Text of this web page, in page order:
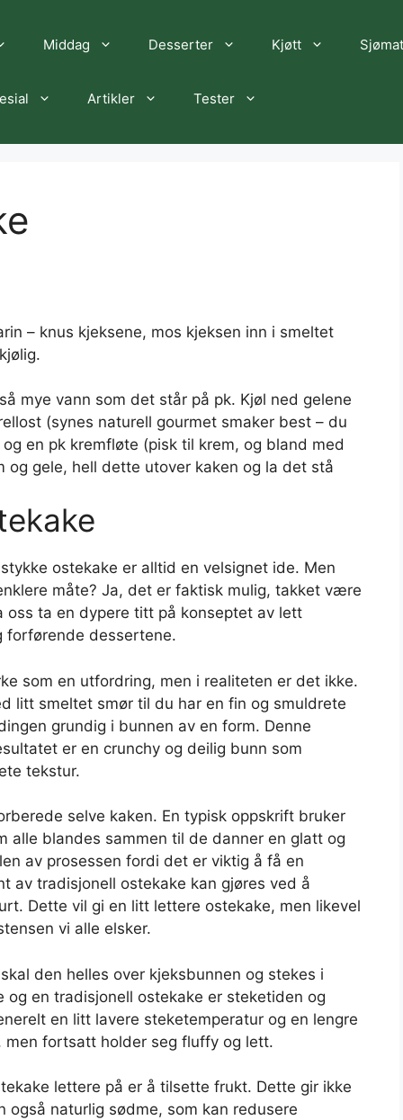
Middag Desserter Kjøtt Sjømat
Artikler Tester
– knus kjeksene, mos kjeksen inn i smeltet
mye vann som det står på pk. Kjøl ned gelene
(synes naturell gourmet smaker best – du
en pk kremfløte (pisk til krem, og bland med
gele, hell dette utover kaken og la det stå
ostekake er alltid en velsignet ide. Men
måte? Ja, det er faktisk mulig, takket være
oss ta en dypere titt på konseptet av lett
forførende dessertene.
som en utfordring, men i realiteten er det ikke.
litt smeltet smør til du har en fin og smuldrete
grundig i bunnen av en form. Denne
er en crunchy og deilig bunn som
tekstur.
selve kaken. En typisk oppskrift bruker
alle blandes sammen til de danner en glatt og
av prosessen fordi det er viktig å få en
av tradisjonell ostekake kan gjøres ved å
Dette vil gi en litt lettere ostekake, men likevel
vi alle elsker.
den helles over kjeksbunnen og stekes i
og en tradisjonell ostekake er steketiden og
en litt lavere steketemperatur og en lengre
fortsatt holder seg fluffy og lett.
lettere på er å tilsette frukt. Dette gir ikke
naturlig sødme, som kan redusere